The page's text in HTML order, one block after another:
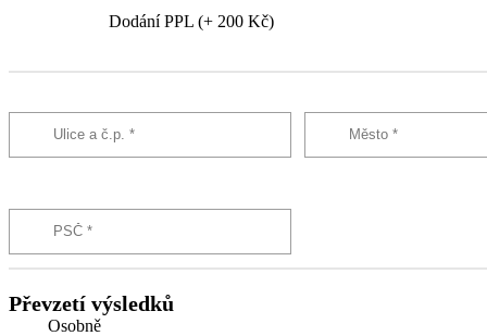
Dodání PPL (+ 200 Kč)
Převzetí výsledků
Osobně